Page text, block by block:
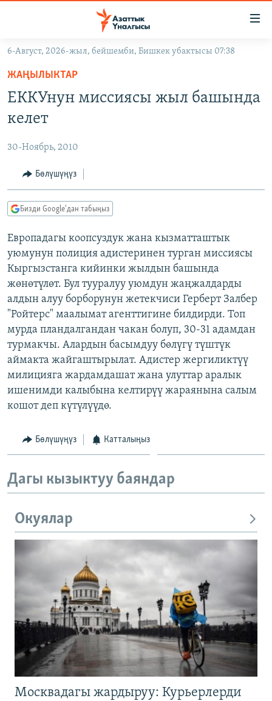
Навигацияга
өтүңүз
Издөөгө
салыңызКЫРГЫЗСТАН
ЭКОНОМИКА
МАДАНИЯТ
БОРБОР АЗИЯ
АТАЙЫН ИЛИКТӨӨ
ТВ ПРОГРАММАЛАР
ЭКСПЕРТТЕР ТАЛДАЙТ
БИЗ ЖАНА ДҮЙНӨ
ДАНИСТЕ
ЭЖЕ-СИҢДИЛЕР
АЗАТТЫК+
ЫҢГАЙСЫЗ СУРООЛОР
ӨЗГӨЧӨ ПИКИР
Русский
ОНЛАЙН ШЕРИНЕ
ЭЕ/АРнун бардык сайттары
6-Август, 2026-жыл, бейшемби, Бишкек убактысы 07:38
ЖАҢЫЛЫКТАР
ЕККУнун миссиясы жыл башында
келет
30-Ноябрь, 2010
Бөлүшүңүз
Бизди Google'дан табыңыз
Европадагы коопсуздук жана кызматташтык
уюмунун полиция адистеринен турган миссиясы
Кыргызстанга кийинки жылдын башында
жөнөтүлөт. Бул тууралуу уюмдун жаңжалдарды
алдын алуу борборунун жетекчиси Герберт Залбер
"Ройтерс" маалымат агенттигине билдирди. Топ
мурда пландалгандан чакан болуп, 30-31 адамдан
турмакчы. Алардын басымдуу бөлүгү түштүк
аймакта жайгаштырылат. Адистер жергиликтүү
милицияга жардамдашат жана улуттар аралык
ишенимди калыбына келтирүү жараянына салым
кошот деп күтүлүүдө.
Бөлүшүңүз Катталыңыз
Дагы кызыктуу баяндар
Окуялар
Москвадагы жардыруу: Курьерлерди